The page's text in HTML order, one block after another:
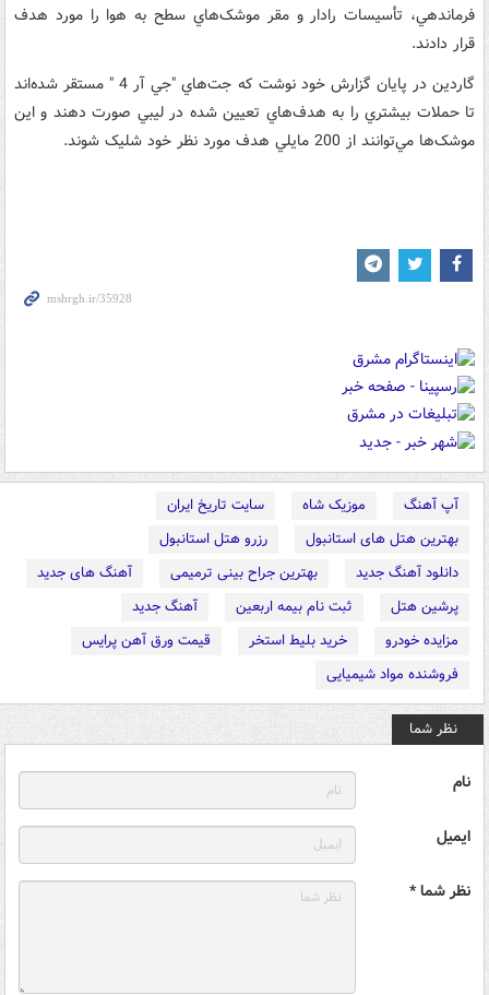
فرماندهي، تأسيسات رادار و مقر موشک‌هاي سطح به هوا را مورد هدف
قرار دادند.
گاردين در پايان گزارش خود نوشت که جت‌هاي "جي آر 4 " مستقر شده‌اند
تا حملات بيشتري را به هدف‌هاي تعيين شده در ليبي صورت دهند و اين
موشک‌ها مي‌توانند از 200 مايلي هدف مورد نظر خود شليک شوند.
آپ آهنگ موزیک شاه
سایت تاریخ ایران
بهترین هتل های استانبول
رزرو هتل استانبول
دانلود آهنگ جدید
بهترین جراح بینی ترمیمی
آهنگ های جدید
پرشین هتل
ثبت نام بیمه اربعین
آهنگ جدید
مزایده خودرو
خرید بلیط استخر
قیمت ورق آهن پرایس
فروشنده مواد شیمیایی
نظر شما
نام
ایمیل
نظر شما *